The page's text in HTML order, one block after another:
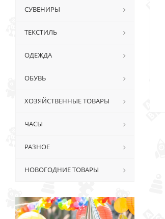
СУВЕНИРЫ
ТЕКСТИЛЬ
ОДЕЖДА
ОБУВЬ
ХОЗЯЙСТВЕННЫЕ ТОВАРЫ
ЧАСЫ
РАЗНОЕ
НОВОГОДНИЕ ТОВАРЫ